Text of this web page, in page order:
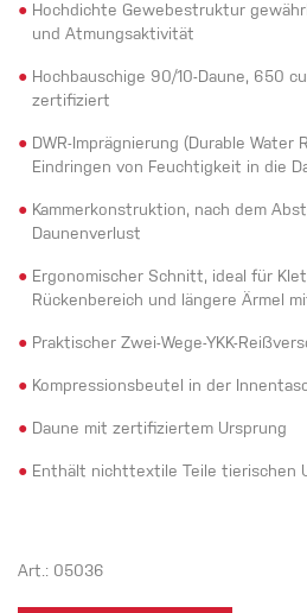
● Hochdichte Gewebestruktur
und Atmungsaktivität
● Hochbauschige 90/10-Daune, 650
zertifiziert
● DWR-Imprägnierung (Durable
Eindringen von Feuchtigkeit in die
● Kammerkonstruktion, nach dem
Daunenverlust
● Ergonomischer Schnitt, ideal für
Rückenbereich und längere Ärmel
● Praktischer Zwei-Wege-YKK-
● Kompressionsbeutel in der
● Daune mit zertifiziertem Ursprung
● Enthält nichttextile Teile tierischen
Art.: 05036